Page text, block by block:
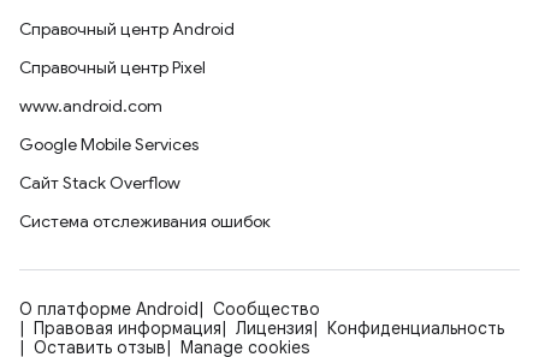
Справочный центр Android
Справочный центр Pixel
www.android.com
Google Mobile Services
Сайт Stack Overflow
Система отслеживания ошибок
О платформе Android
Сообщество
Правовая информация
Лицензия
Конфиденциальность
Оставить отзыв
Manage cookies